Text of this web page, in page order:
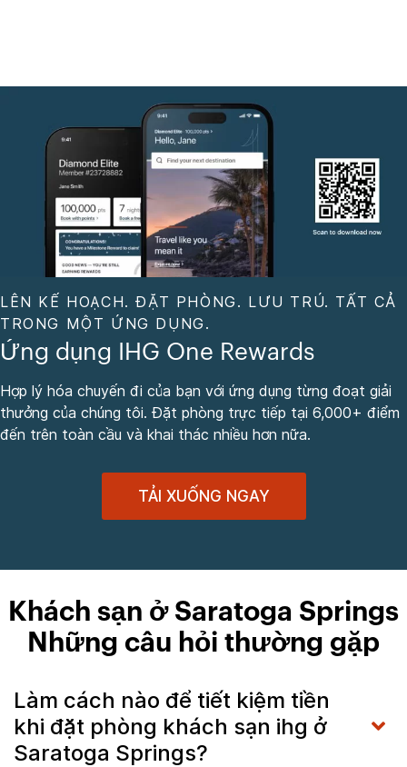
LÊN KẾ HOẠCH. ĐẶT PHÒNG. LƯU TRÚ. TẤT CẢ
TRONG MỘT ỨNG DỤNG.
Ứng dụng IHG One Rewards
Hợp lý hóa chuyến đi của bạn với ứng dụng từng đoạt giải
thưởng của chúng tôi. Đặt phòng trực tiếp tại 6,000+ điểm
đến trên toàn cầu và khai thác nhiều hơn nữa.
TẢI XUỐNG NGAY
Khách sạn ở Saratoga Springs
Những câu hỏi thường gặp
Làm cách nào để tiết kiệm tiền
khi đặt phòng khách sạn ihg ở
Saratoga Springs?